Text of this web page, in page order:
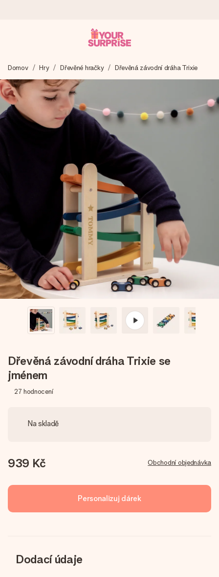
Váš dárek vytvoříme s láskou a bleskově odešleme –
abyste ho mohli darovat právě v tu správnou chvíli, kdy na
tom nejvíc záleží.
4,8 (na základě +15 000 recenzí)
Naše dárky inspirují. Zákazníci nás na Google Reviews
Vytvořte něco jedinečného během několika kroků – s jejím
jménem, vaší fotografií nebo vzkazem, který doopravdy
zahřeje u srdce. Žádné zbytečné složitosti, jen spousta
lásky pro daný okamžik.
Domov Hry Dřevěné hračky Dřevěná závodní dráha Trixie
Dřevěná závodní dráha Trixie se
jménem
27 hodnocení
Na skladě
939 Kč Obchodní objednávka
Personalizuj dárek
Dodací údaje